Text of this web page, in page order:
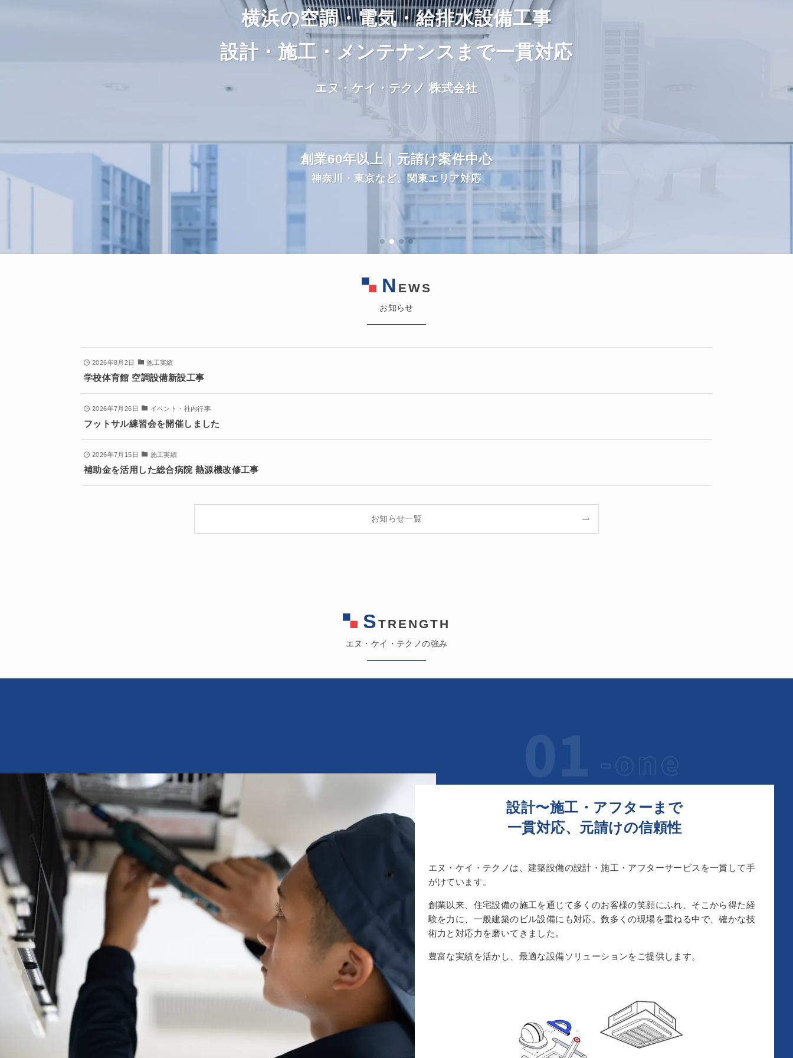
横浜の空調・電気・給排水設備工事
設計・施工・メンテナンスまで一貫対応
エヌ・ケイ・テクノ 株式会社
創業60年以上｜元請け案件中心
神奈川・東京など、関東エリア対応
横浜の空調・電気・給排水設備工事
設計・施工・メンテナンスまで一貫対応
エヌ・ケイ・テクノ 株式会社
創業60年以上｜元請け案件中心
神奈川・東京など、関東エリア対応
横浜の空調・電気・給排水設備工事
設計・施工・メンテナンスまで一貫対応
エヌ・ケイ・テクノ 株式会社
創業60年以上｜元請け案件中心
神奈川・東京など、関東エリア対応
横浜の空調・電気・給排水設備工事
設計・施工・メンテナンスまで一貫対応
エヌ・ケイ・テクノ 株式会社
創業60年以上｜元請け案件中心
神奈川・東京など、関東エリア対応
横浜の空調・電気・給排水設備工事
設計・施工・メンテナンスまで一貫対応
エヌ・ケイ・テクノ 株式会社
創業60年以上｜元請け案件中心
神奈川・東京など、関東エリア対応
横浜の空調・電気・給排水設備工事
設計・施工・メンテナンスまで一貫対応
エヌ・ケイ・テクノ 株式会社
創業60年以上｜元請け案件中心
神奈川・東京など、関東エリア対応
N EWS
お知らせ
2026年8月2日 施工実績
学校体育館 空調設備新設工事
2026年7月26日 イベント・社内行事
フットサル練習会を開催しました
2026年7月15日 施工実績
補助金を活用した総合病院 熱源機改修工事
お知らせ一覧
STRENGTH
エヌ・ケイ・テクノの強み
設計〜施工・アフターまで
一貫対応、元請けの信頼性
エヌ・ケイ・テクノは、建築設備の設計・施工・アフターサービスを一貫して手
がけています。
創業以来、住宅設備の施工を通じて多くのお客様の笑顔にふれ、そこから得た経
験を力に、一般建築のビル設備にも対応。数多くの現場を重ねる中で、確かな技
術力と対応力を磨いてきました。
豊富な実績を活かし、最適な設備ソリューションをご提供します。